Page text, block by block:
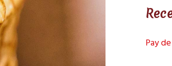
Pay